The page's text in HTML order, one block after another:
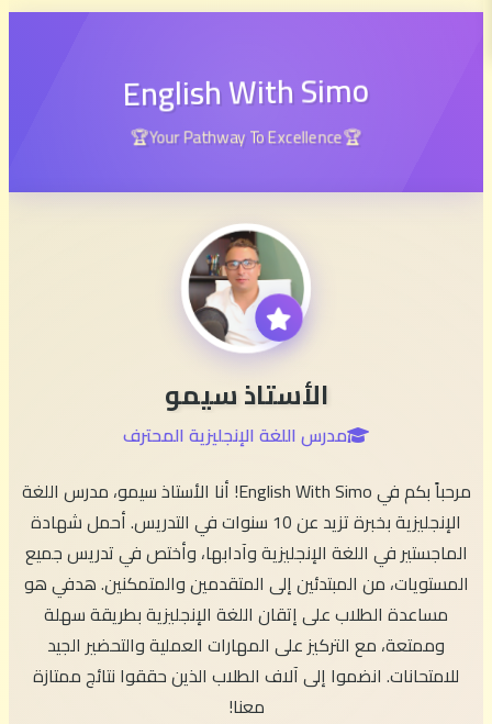
English With Simo
🏆Your Pathway To Excellence🏆
الأستاذ سيمو
مدرس اللغة الإنجليزية المحترف
مرحباً بكم في English With Simo! أنا الأستاذ سيمو، مدرس اللغة
الإنجليزية بخبرة تزيد عن 10 سنوات في التدريس. أحمل شهادة
الماجستير في اللغة الإنجليزية وآدابها، وأختص في تدريس جميع
المستويات، من المبتدئين إلى المتقدمين والمتمكنين. هدفي هو
مساعدة الطلاب على إتقان اللغة الإنجليزية بطريقة سهلة
وممتعة، مع التركيز على المهارات العملية والتحضير الجيد
للامتحانات. انضموا إلى آلاف الطلاب الذين حققوا نتائج ممتازة
معنا!